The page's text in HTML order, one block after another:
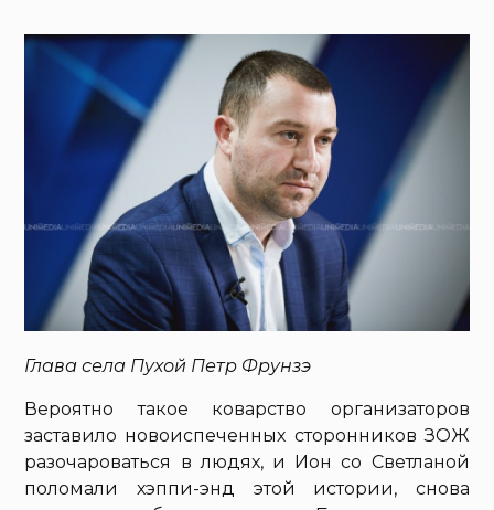
Глава села Пухой Петр Фрунзэ
Вероятно такое коварство организаторов
заставило новоиспеченных сторонников ЗОЖ
разочароваться в людях, и Ион со Светланой
поломали хэппи-энд этой истории, снова